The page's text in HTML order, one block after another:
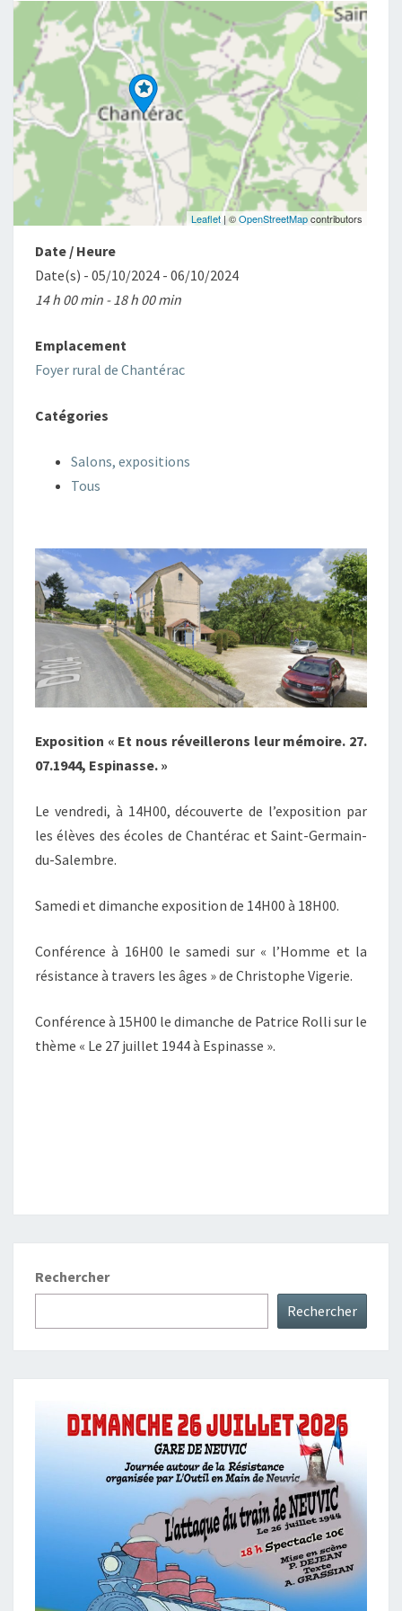
Leaflet | ©OpenStreetMapcontributors
Date / Heure
Date(s) - 05/10/2024 - 06/10/2024
14 h 00 min - 18 h 00 min
Emplacement
Foyer rural de Chantérac
Catégories
Salons, expositions
Tous
Exposition « Et nous réveillerons leur mémoire. 27.
07.1944, Espinasse. »
Le vendredi, à 14H00, découverte de l’exposition par
les élèves des écoles de Chantérac et Saint-Germain-
du-Salembre.
Samedi et dimanche exposition de 14H00 à 18H00.
Conférence à 16H00 le samedi sur « l’Homme et la
résistance à travers les âges » de Christophe Vigerie.
Conférence à 15H00 le dimanche de Patrice Rolli sur le
thème « Le 27 juillet 1944 à Espinasse ».
Rechercher
Rechercher